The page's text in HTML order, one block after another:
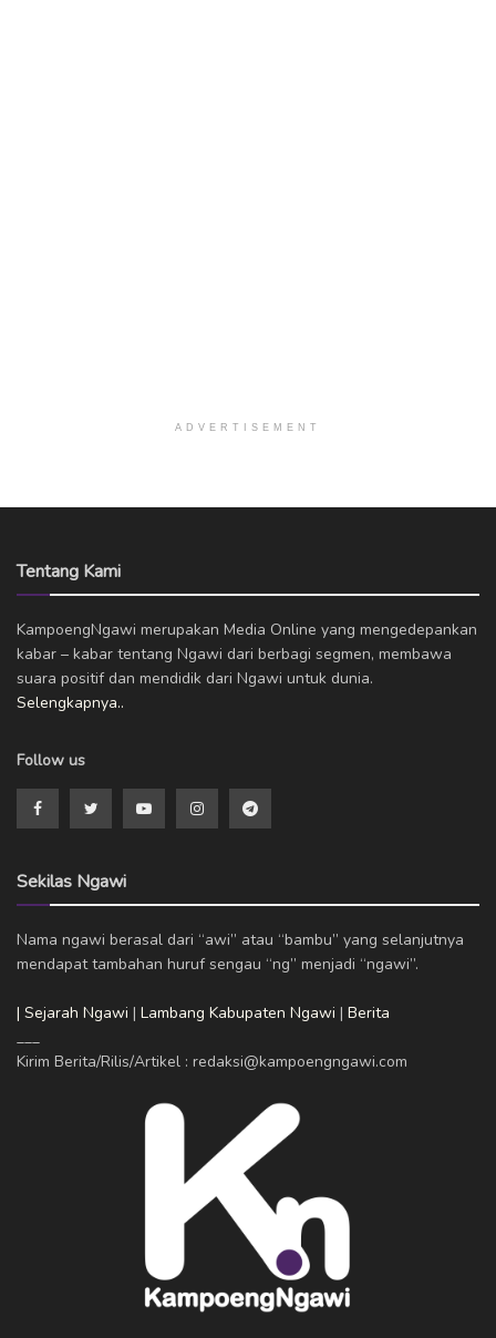
ADVERTISEMENT
Tentang Kami
KampoengNgawi merupakan Media Online yang mengedepankan
kabar – kabar tentang Ngawi dari berbagi segmen, membawa
suara positif dan mendidik dari Ngawi untuk dunia.
Selengkapnya..
Follow us
Sekilas Ngawi
Nama ngawi berasal dari “awi” atau “bambu” yang selanjutnya
mendapat tambahan huruf sengau “ng” menjadi “ngawi”.
| Sejarah Ngawi | Lambang Kabupaten Ngawi | Berita
Kirim Berita/Rilis/Artikel : redaksi@kampoengngawi.com